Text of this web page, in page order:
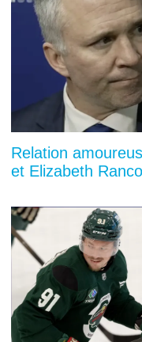
Relation
et Elizabeth